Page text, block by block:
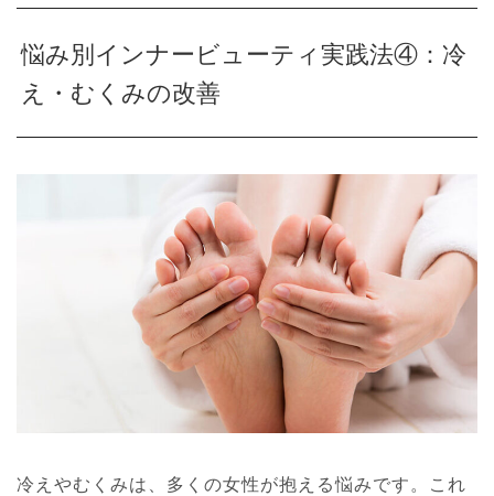
悩み別インナービューティ実践法④：冷
え・むくみの改善
冷えやむくみは、多くの女性が抱える悩みです。これ